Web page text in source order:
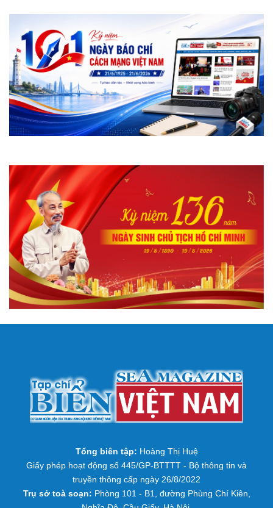
Tổng biên tập: Hoàng Thị Huệ
Giấy phép hoạt động số 445/GP-BTTTT - Bộ thông tin và
truyền thông cấp ngày 26/8/2022
Trụ sở toà soạn: Phòng 101 - B1, đường Phùng Chí Kiên,